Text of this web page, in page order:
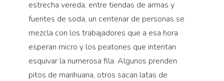
estrecha vereda, entre tiendas de armas y
fuentes de soda, un centenar de personas se
mezcla con los trabajadores que a esa hora
esperan micro y los peatones que intentan
esquivar la numerosa fila. Algunos prenden
pitos de marihuana, otros sacan latas de